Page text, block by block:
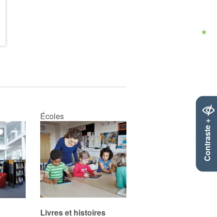
Contraste +
Écoles
Livres et histoires